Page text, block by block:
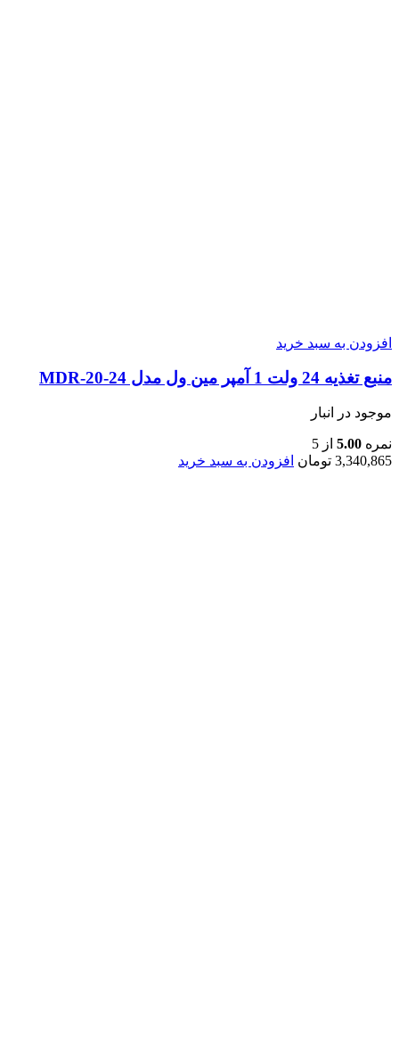
افزودن به سبد خرید
منبع تغذیه 24 ولت 1 آمپر مین ول مدل MDR-20-24
موجود در انبار
نمره 5.00 از 5
3,340,865 تومان افزودن به سبد خرید